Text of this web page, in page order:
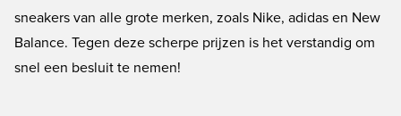
sneakers van alle grote merken, zoals Nike, adidas en New
Balance. Tegen deze scherpe prijzen is het verstandig om
snel een besluit te nemen!